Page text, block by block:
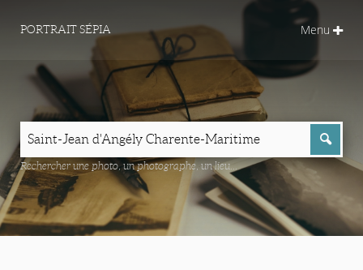
PORTRAIT SÉPIA Menu
Rechercher une photo, un photographe, un lieu...